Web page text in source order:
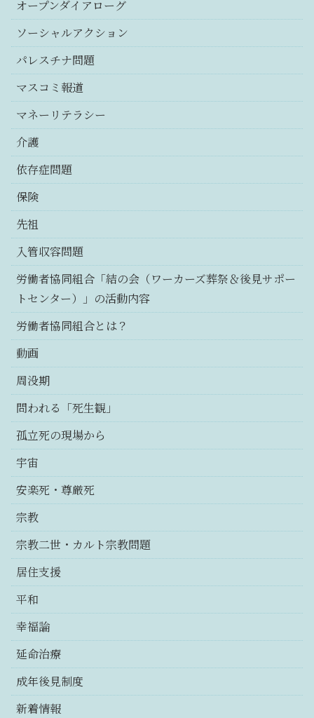
オープンダイアローグ
ソーシャルアクション
パレスチナ問題
マスコミ報道
マネーリテラシー
介護
依存症問題
保険
先祖
入管収容問題
労働者協同組合「結の会（ワーカーズ葬祭＆後見サポー
トセンター）」の活動内容
労働者協同組合とは？
動画
周没期
問われる「死生観」
孤立死の現場から
宇宙
安楽死・尊厳死
宗教
宗教二世・カルト宗教問題
居住支援
平和
幸福論
延命治療
成年後見制度
新着情報